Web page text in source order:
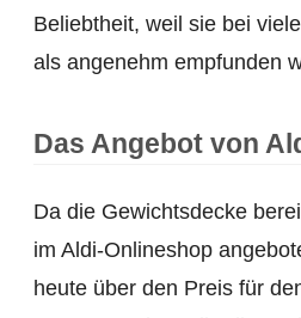
Beliebtheit, weil sie bei
als angenehm empfunden
Das Angebot von
Da die Gewichtsdecke
im Aldi-Onlineshop
heute über den Preis für